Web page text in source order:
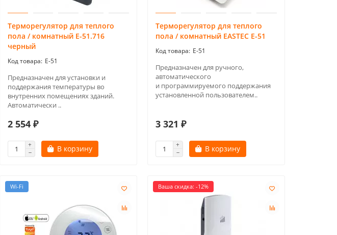
Терморегулятор для теплого
пола / комнатный Е-51.716
черный
E-51
Предназначен для установки и
поддержания температуры во
внутренних помещениях зданий.
Автоматически ..
2 554 ₽
В корзину
Терморегулятор для теплого
пола / комнатный EASTEC Е-51
E-51
Предназначен для ручного,
автоматического
и программируемого поддержания
установленной пользователем..
3 321 ₽
В корзину
Wi-Fi Ваша скидка: -12%